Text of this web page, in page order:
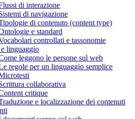
di interazione
di navigazione
di contenuto (content type)
e standard
controllati e tassonomie
linguaggio
leggono le persone sul web
regole per un linguaggio semplice
collaborativa
critique
e localizzazione dei contenuti